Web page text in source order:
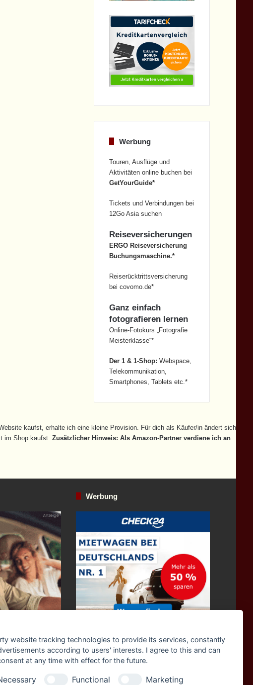
website tracking technologies to provide its services, constantly
according to users' interests. I agree to this and can
at any time with effect for the future.
Functional Marketing
Werbung
Touren, Ausflüge und
Aktivitäten online buchen bei
GetYourGuide*
Tickets und Verbindungen bei
12Go Asia suchen
Reiseversicherungen
ERGO Reiseversicherung
Buchungsmaschine.*
Reiserücktrittsversicherung
bei covomo.de*
Ganz einfach
fotografieren lernen
Online-Fotokurs „Fotografie
Meisterklasse“*
Der 1 & 1-Shop: Webspace,
Telekommunikation,
Smartphones, Tablets etc.*
kaufst, erhalte ich eine kleine Provision. Für dich als Käufer/in ändert sich
im Shop kaufst.Zusätzlicher Hinweis: Als Amazon-Partner verdiene ich an
Werbung
Zum Mietwagen Preisvergleich!*
Reisepartner finden